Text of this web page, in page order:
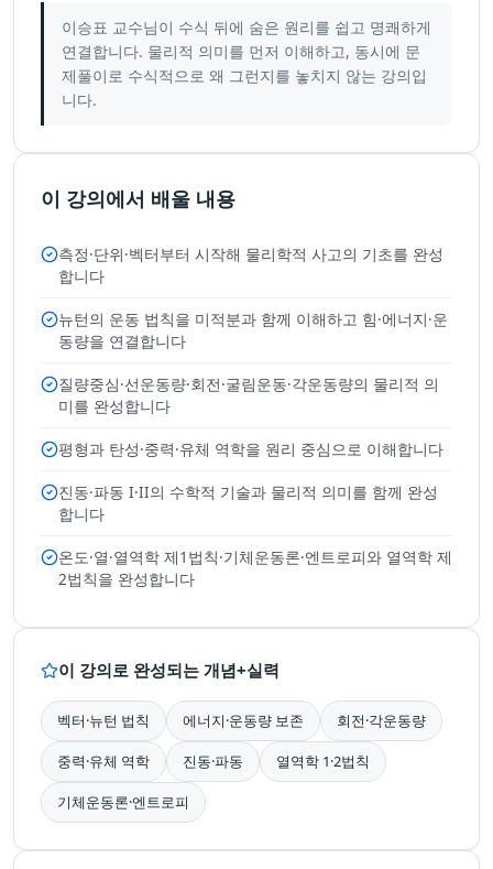
이승표 교수님이 수식 뒤에 숨은 원리를 쉽고 명쾌하게
연결합니다. 물리적 의미를 먼저 이해하고, 동시에 문
제풀이로 수식적으로 왜 그런지를 놓치지 않는 강의입
니다.
이 강의에서 배울 내용
측정·단위·벡터부터 시작해 물리학적 사고의 기초를 완성
합니다
뉴턴의 운동 법칙을 미적분과 함께 이해하고 힘·에너지·운
동량을 연결합니다
질량중심·선운동량·회전·굴림운동·각운동량의 물리적 의
미를 완성합니다
평형과 탄성·중력·유체 역학을 원리 중심으로 이해합니다
진동·파동 I·II의 수학적 기술과 물리적 의미를 함께 완성
합니다
온도·열·열역학 제1법칙·기체운동론·엔트로피와 열역학 제
2법칙을 완성합니다
이 강의로 완성되는 개념+실력
벡터·뉴턴 법칙 에너지·운동량 보존 회전·각운동량
중력·유체 역학 진동·파동 열역학 1·2법칙
기체운동론·엔트로피